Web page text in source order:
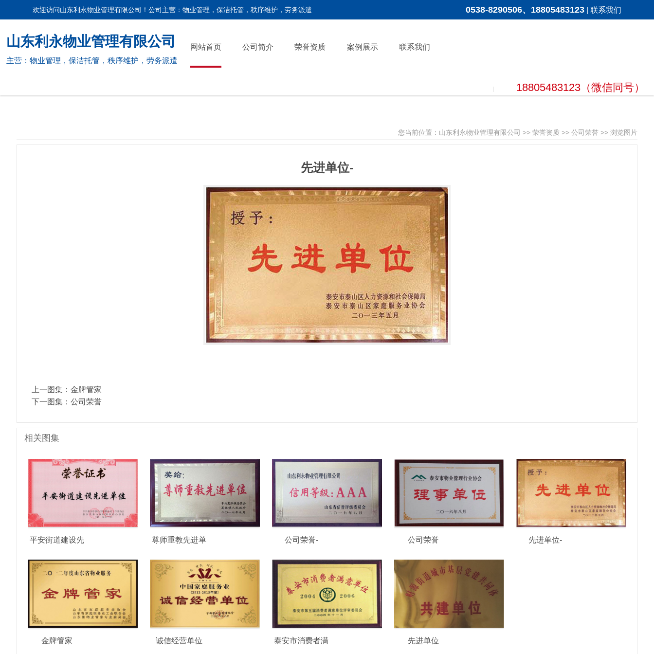
欢迎访问山东利永物业管理有限公司！公司主营：物业管理，保洁托管，秩序维护，劳务派遣 0538-8290506、18805483123| 联系我们
山东利永物业管理有限公司
主营：物业管理，保洁托管，秩序维护，劳务派遣
网站首页 公司简介 荣誉资质 案例展示 联系我们
18805483123（微信同号）
您当前位置： 山东利永物业管理有限公司 >>荣誉资质 >>公司荣誉 >> 浏览图片
先进单位-
上一图集： 金牌管家
下一图集： 公司荣誉
相关图集
平安街道建设先
尊师重教先进单
公司荣誉- 公司荣誉 先进单位-
金牌管家 诚信经营单位
泰安市消费者满
先进单位